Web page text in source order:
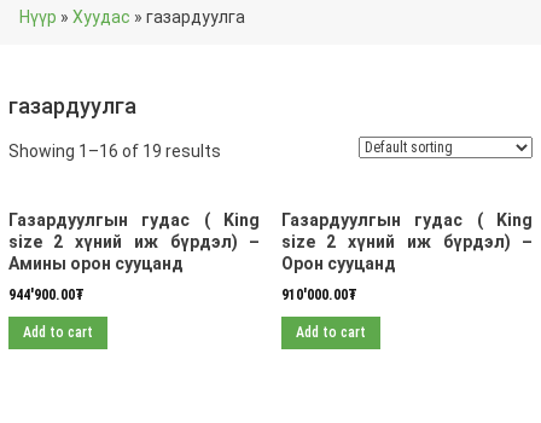
Нүүр » Хуудас » газардуулга
газардуулга
Showing 1–16 of 19 results
Газардуулгын гудас ( King
size 2 хүний иж бүрдэл) –
Амины орон сууцанд
944'900.00₮
Add to cart
Газардуулгын гудас ( King
size 2 хүний иж бүрдэл) –
Орон сууцанд
910'000.00₮
Add to cart